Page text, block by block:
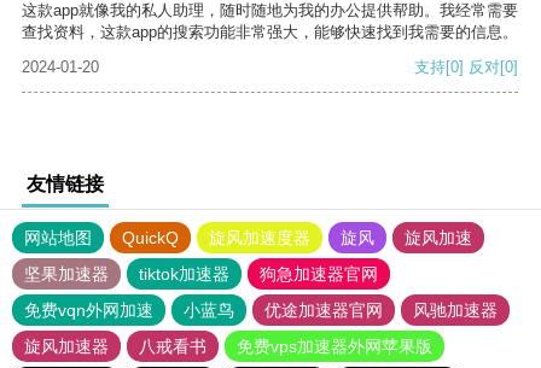
这款app就像我的私人助理，随时随地为我的办公提供帮助。我经常需要
查找资料，这款app的搜索功能非常强大，能够快速找到我需要的信息。
2024-01-20
支持[0] 反对[0]
友情链接
网站地图 QuickQ 旋风加速度器 旋风
旋风加速
坚果加速器
tiktok加速器
狗急加速器官网
免费vqn外网加速
小蓝鸟 优途加速器官网
风驰加速器
旋风加速器
八戒看书
免费vps加速器外网苹果版